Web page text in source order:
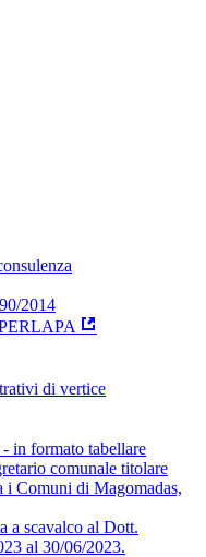
2014
di vertice
in formato tabellare
comunale titolare
i Comuni di Magomadas,
a scavalco al Dott.
al 30/06/2023.